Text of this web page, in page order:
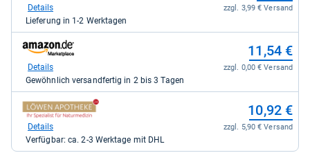
Shop
für
kaufen.
zzgl. 3,99 € Versand
Details
Lieferung in 1-2 Werktagen
zum
Shop:
Amazon.de
kaufen.
11,54 €
zzgl. 0,00 € Versand
Details
Gewöhnlich versandfertig in 2 bis 3 Tagen
zum
Shop:
loewen-
apotheke24
10,92 €
zzgl. 5,90 € Versand
Details
Verfügbar: ca. 2-3 Werktage mit DHL